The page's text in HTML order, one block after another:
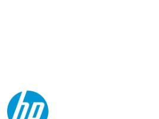
NAZWA
PRODUCENTA:
HP